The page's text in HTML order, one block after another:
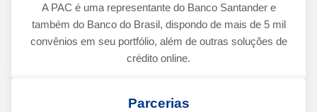
A PAC é uma representante do Banco Santander e
também do Banco do Brasil, dispondo de mais de 5 mil
convênios em seu portfólio, além de outras soluções de
crédito online.
Parcerias